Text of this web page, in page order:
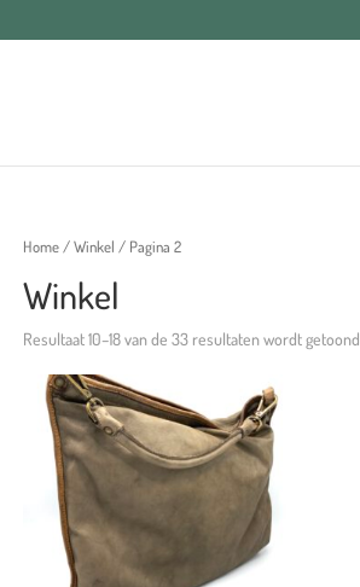
Home/Winkel / Pagina 2
Winkel
Resultaat 10–18 van de 33 resultaten wordt getoond